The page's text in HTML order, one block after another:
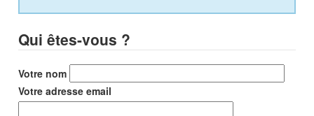
Qui êtes-vous ?
Votre nom
Votre adresse email